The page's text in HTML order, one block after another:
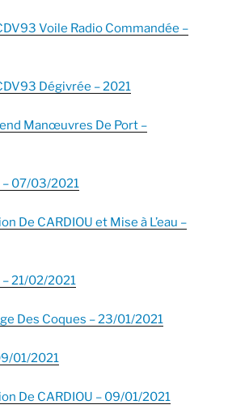
Voile Radio Commandée –
Dégivrée – 2021
Manœuvres De Port –
07/03/2021
De CARDIOU et Mise à L’eau –
21/02/2021
Des Coques – 23/01/2021
01/2021
De CARDIOU – 09/01/2021